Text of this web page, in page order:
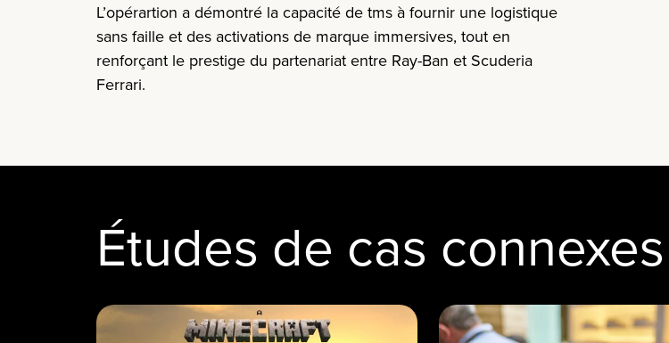
L’opérartion a démontré la capacité de tms à fournir une logistique
sans faille et des activations de marque immersives, tout en
renforçant le prestige du partenariat entre Ray-Ban et Scuderia
Ferrari.
Études de cas connexes